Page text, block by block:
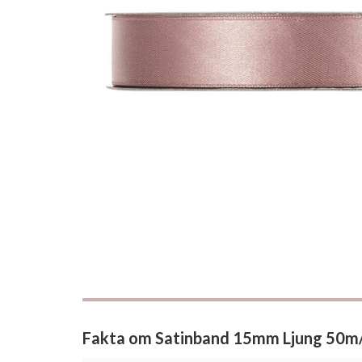
Fakta om Satinband 15mm Ljung